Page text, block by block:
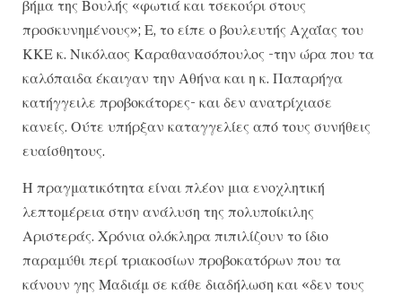
βήμα της Βουλής «φωτιά και τσεκούρι στους
προσκυνημένους»; Ε, το είπε ο βουλευτής Αχαΐας του
ΚΚΕ κ. Νικόλαος Καραθανασόπουλος -την ώρα που τα
καλόπαιδα έκαιγαν την Αθήνα και η κ. Παπαρήγα
κατήγγειλε προβοκάτορες- και δεν ανατρίχιασε
κανείς. Ούτε υπήρξαν καταγγελίες από τους συνήθεις
ευαίσθητους.
Η πραγματικότητα είναι πλέον μια ενοχλητική
λεπτομέρεια στην ανάλυση της πολυποίκιλης
Αριστεράς. Χρόνια ολόκληρα πιπιλίζουν το ίδιο
παραμύθι περί τριακοσίων προβοκατόρων που τα
κάνουν γης Μαδιάμ σε κάθε διαδήλωση και «δεν τους